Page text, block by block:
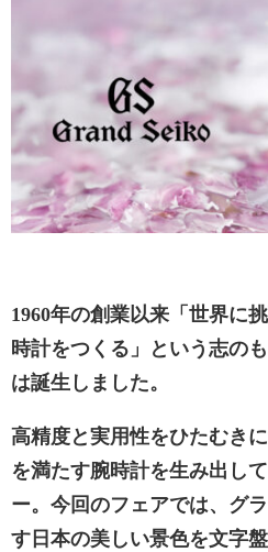
1960年の創業以来「世界に
時計をつくる」という志の
は誕生しました。
高精度と実用性をひたむき
を満たす腕時計を生み出し
ー。今回のフェアでは、グ
す日本の美しい景色を文字